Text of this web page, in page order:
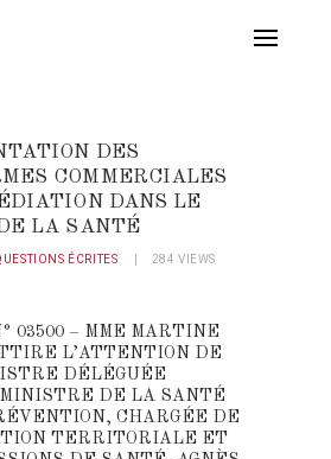
DES
COMMERCIALES
DANS LE
LA SANTÉ
ÉCRITES 284 VIEWS
03500 – MME MARTINE
L’ATTENTION DE
DÉLÉGUÉE
DE LA SANTÉ
CHARGÉE DE
TERRITORIALE ET